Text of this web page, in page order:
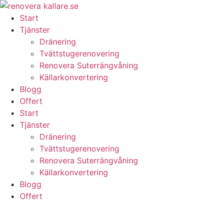
Skip
content
Start
Tjänster
Dränering
Tvättstugerenovering
Renovera Suterrängvåning
Källarkonvertering
Blogg
Offert
Start
Tjänster
Dränering
Tvättstugerenovering
Renovera Suterrängvåning
Källarkonvertering
Blogg
Offert